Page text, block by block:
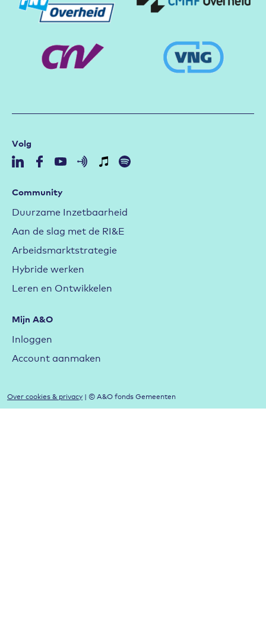
Volg
Community
Duurzame Inzetbaarheid
Aan de slag met de RI&E
Arbeidsmarktstrategie
Hybride werken
Leren en Ontwikkelen
Mijn A&O
Inloggen
Account aanmaken
Over cookies & privacy | © A&O fonds Gemeenten